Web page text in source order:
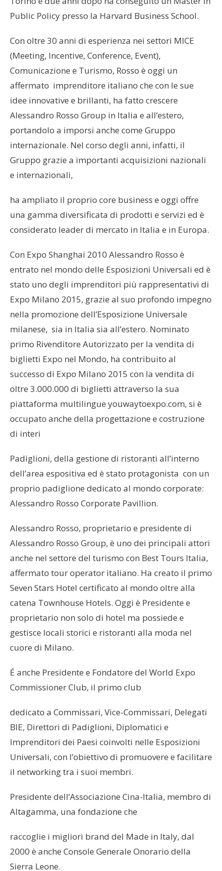
Public Policy presso la Harvard Business School.
Con oltre 30 anni di esperienza nei settori MICE
(Meeting, Incentive, Conference, Event),
Comunicazione e Turismo, Rosso è oggi un
affermato imprenditore italiano che con le sue
idee innovative e brillanti, ha fatto crescere
Alessandro Rosso Group in Italia e all’estero,
portandolo a imporsi anche come Gruppo
internazionale. Nel corso degli anni, infatti, il
Gruppo grazie a importanti acquisizioni nazionali
e internazionali,
ha ampliato il proprio core business e oggi offre
una gamma diversificata di prodotti e servizi ed è
considerato leader di mercato in Italia e in Europa.
Con Expo Shanghai 2010 Alessandro Rosso è
entrato nel mondo delle Esposizioni Universali ed è
stato uno degli imprenditori più rappresentativi di
Expo Milano 2015, grazie al suo profondo impegno
nella promozione dell’Esposizione Universale
milanese, sia in Italia sia all’estero. Nominato
primo Rivenditore Autorizzato per la vendita di
biglietti Expo nel Mondo, ha contribuito al
successo di Expo Milano 2015 con la vendita di
oltre 3.000.000 di biglietti attraverso la sua
piattaforma multilingue youwaytoexpo.com, si è
occupato anche della progettazione e costruzione
di interi
Padiglioni, della gestione di ristoranti all’interno
dell’area espositiva ed è stato protagonista con un
proprio padiglione dedicato al mondo corporate:
Alessandro Rosso Corporate Pavillion.
Alessandro Rosso, proprietario e presidente di
Alessandro Rosso Group, è uno dei principali attori
anche nel settore del turismo con Best Tours Italia,
affermato tour operator italiano. Ha creato il primo
Seven Stars Hotel certificato al mondo oltre alla
catena Townhouse Hotels. Oggi è Presidente e
proprietario non solo di hotel ma possiede e
gestisce locali storici e ristoranti alla moda nel
cuore di Milano.
É anche Presidente e Fondatore del World Expo
Commissioner Club, il primo club
dedicato a Commissari, Vice-Commissari, Delegati
BIE, Direttori di Padiglioni, Diplomatici e
Imprenditori dei Paesi coinvolti nelle Esposizioni
Universali, con l’obiettivo di promuovere e facilitare
il networking tra i suoi membri.
Presidente dell’Associazione Cina-Italia, membro di
Altagamma, una fondazione che
raccoglie i migliori brand del Made in Italy, dal
2000 è anche Console Generale Onorario della
Sierra Leone.